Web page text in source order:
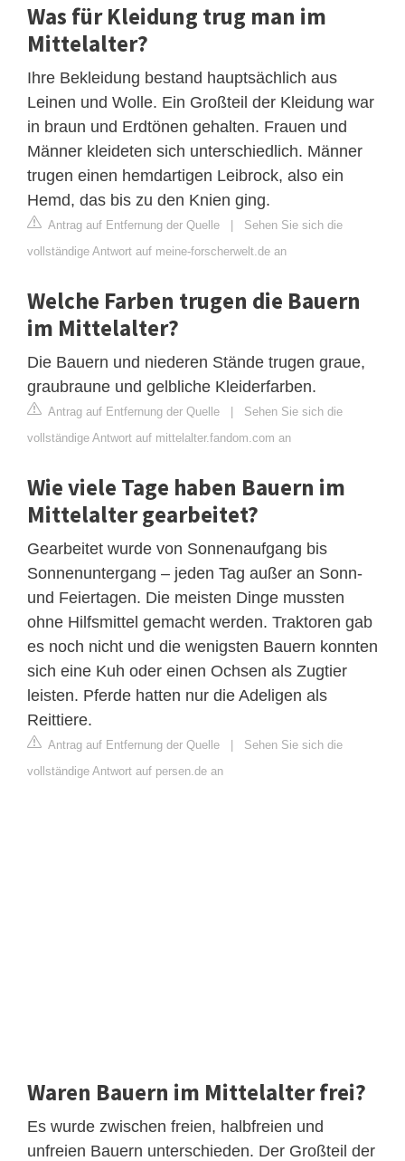
Was für Kleidung trug man im
Mittelalter?
Ihre Bekleidung bestand hauptsächlich aus
Leinen und Wolle. Ein Großteil der Kleidung war
in braun und Erdtönen gehalten. Frauen und
Männer kleideten sich unterschiedlich. Männer
trugen einen hemdartigen Leibrock, also ein
Hemd, das bis zu den Knien ging.
Antrag auf Entfernung der Quelle | Sehen Sie sich die
vollständige Antwort auf meine-forscherwelt.de an
Welche Farben trugen die Bauern
im Mittelalter?
Die Bauern und niederen Stände trugen graue,
graubraune und gelbliche Kleiderfarben.
Antrag auf Entfernung der Quelle | Sehen Sie sich die
vollständige Antwort auf mittelalter.fandom.com an
Wie viele Tage haben Bauern im
Mittelalter gearbeitet?
Gearbeitet wurde von Sonnenaufgang bis
Sonnenuntergang – jeden Tag außer an Sonn-
und Feiertagen. Die meisten Dinge mussten
ohne Hilfsmittel gemacht werden. Traktoren gab
es noch nicht und die wenigsten Bauern konnten
sich eine Kuh oder einen Ochsen als Zugtier
leisten. Pferde hatten nur die Adeligen als
Reittiere.
Antrag auf Entfernung der Quelle | Sehen Sie sich die
vollständige Antwort auf persen.de an
Waren Bauern im Mittelalter frei?
Es wurde zwischen freien, halbfreien und
unfreien Bauern unterschieden. Der Großteil der